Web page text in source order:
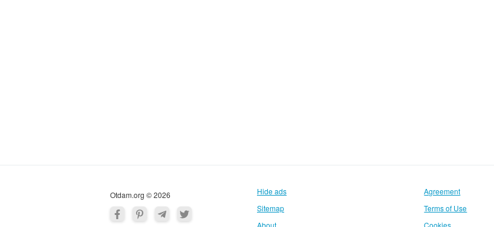
Otdam.org © 2026
Hide ads
Sitemap
About
Agreement
Terms of Use
Cookies